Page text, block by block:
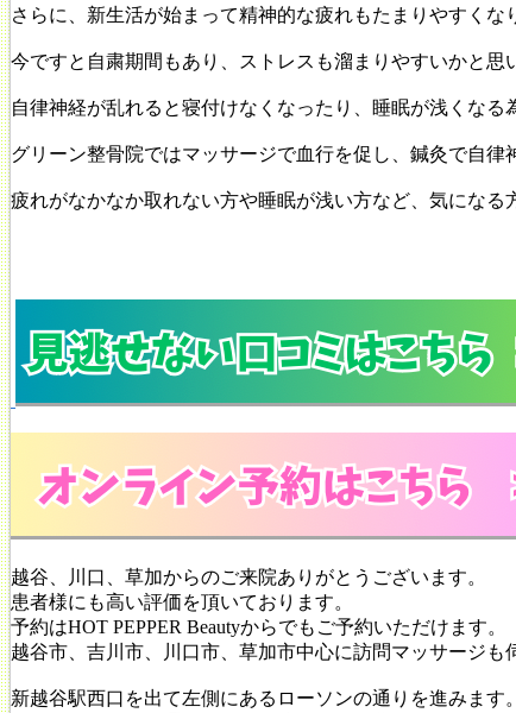
さらに、新生活が始まって精神的な疲れもたまりやすくな
今ですと自粛期間もあり、ストレスも溜まりやすいかと思
自律神経が乱れると寝付けなくなったり、睡眠が浅くなる
グリーン整骨院ではマッサージで血行を促し、鍼灸で自律
疲れがなかなか取れない方や睡眠が浅い方など、気になる
越谷、川口、草加からのご来院ありがとうございます。
患者様にも高い評価を頂いております。
予約はHOT PEPPER Beautyからでもご予約いただけます。
越谷市、吉川市、川口市、草加市中心に訪問マッサージも
新越谷駅西口を出て左側にあるローソンの通りを進みます。